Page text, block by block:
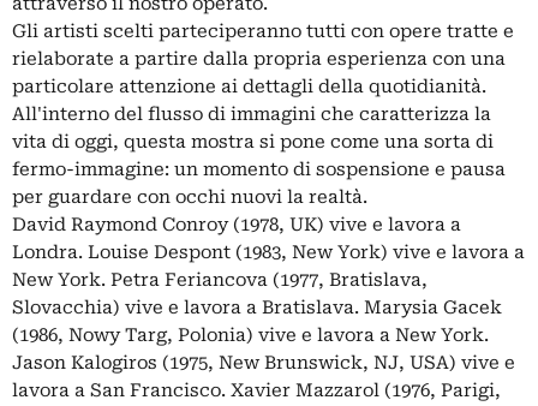
Gli artisti scelti parteciperanno tutti con opere tratte e
rielaborate a partire dalla propria esperienza con una
particolare attenzione ai dettagli della quotidianità.
All'interno del flusso di immagini che caratterizza la
vita di oggi, questa mostra si pone come una sorta di
fermo-immagine: un momento di sospensione e pausa
per guardare con occhi nuovi la realtà.
David Raymond Conroy (1978, UK) vive e lavora a
Londra. Louise Despont (1983, New York) vive e lavora a
New York. Petra Feriancova (1977, Bratislava,
Slovacchia) vive e lavora a Bratislava. Marysia Gacek
(1986, Nowy Targ, Polonia) vive e lavora a New York.
Jason Kalogiros (1975, New Brunswick, NJ, USA) vive e
lavora a San Francisco. Xavier Mazzarol (1976, Parigi,